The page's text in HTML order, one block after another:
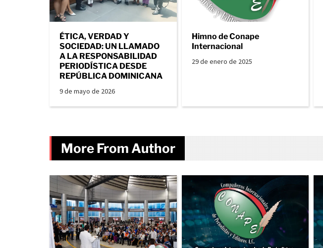
ÉTICA, VERDAD Y
SOCIEDAD: UN LLAMADO
A LA RESPONSABILIDAD
PERIODÍSTICA DESDE
REPÚBLICA DOMINICANA
9 de mayo de 2026
Himno de Conape
Internacional
29 de enero de 2025
More From Author